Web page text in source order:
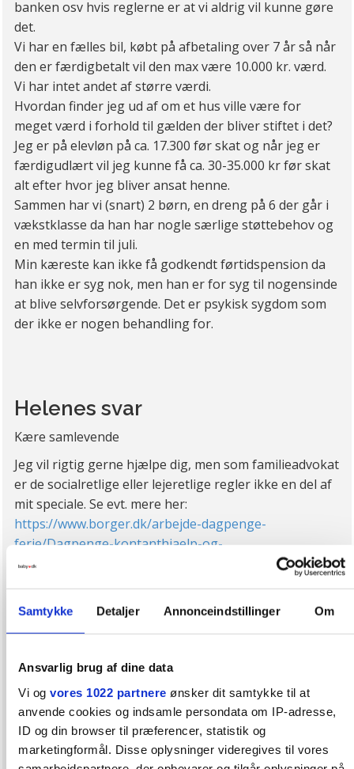
Samtykke Detaljer Annonceindstillinger Om
Ansvarlig brug af dine data
Vi og vores 1022 partnere ønsker dit samtykke til at
anvende cookies og indsamle persondata om IP-adresse,
ID og din browser til præferencer, statistik og
marketingformål. Disse oplysninger videregives til vores
banken osv hvis reglerne er at vi aldrig vil kunne gøre
det.
Vi har en fælles bil, købt på afbetaling over 7 år så når
den er færdigbetalt vil den max være 10.000 kr. værd.
Vi har intet andet af større værdi.
Hvordan finder jeg ud af om et hus ville være for
meget værd i forhold til gælden der bliver stiftet i det?
Jeg er på elevløn på ca. 17.300 før skat og når jeg er
færdigudlært vil jeg kunne få ca. 30-35.000 kr før skat
alt efter hvor jeg bliver ansat henne.
Sammen har vi (snart) 2 børn, en dreng på 6 der går i
vækstklasse da han har nogle særlige støttebehov og
en med termin til juli.
Min kæreste kan ikke få godkendt førtidspension da
han ikke er syg nok, men han er for syg til nogensinde
at blive selvforsørgende. Det er psykisk sygdom som
der ikke er nogen behandling for.
Helenes svar
Kære samlevende
Jeg vil rigtig gerne hjælpe dig, men som familieadvokat
er de socialretlige eller lejeretlige regler ikke en del af
mit speciale. Se evt. mere her:
https://www.borger.dk/arbejde-dagpenge-
ferie/Dagpenge-kontanthjaelp-og-
sygedagpenge/Kontanthjaelp/Kontanthjaelp-30-eller-
Og ellers kontakt borger.dk her:
https://www.borger.dk/om-borger-dk/kontakt
af, om et hus er for meget værd i forhold til gælden i
huset, kan du bede en ejendomsmægler vurdere det.
Bedste hilsner og rigtig god fredag